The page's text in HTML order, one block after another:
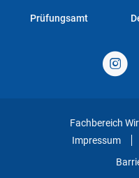
Prüfungsamt
Fachbereich
Impressum